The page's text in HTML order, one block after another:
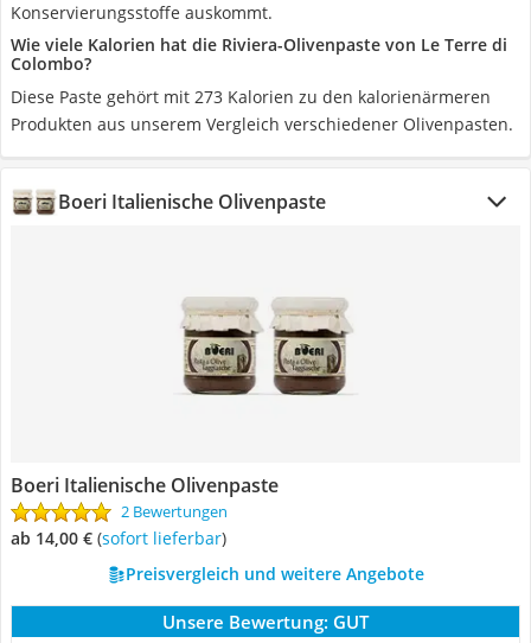
Konservierungsstoffe auskommt.
Wie viele Kalorien hat die Riviera-Olivenpaste von Le Terre di
Colombo?
Diese Paste gehört mit 273 Kalorien zu den kalorienärmeren
Produkten aus unserem Vergleich verschiedener Olivenpasten.
Boeri Italienische Olivenpaste
Boeri Italienische Olivenpaste
2 Bewertungen
ab 14,00 € ( Sofort lieferbar)
Preisvergleich und weitere Angebote
Unsere Bewertung: GUT